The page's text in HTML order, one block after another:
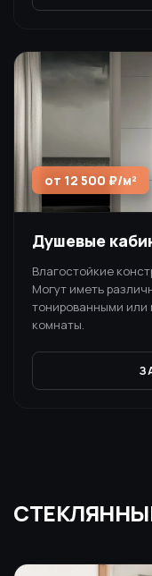
от 12 500 ₽/м²
Душевые
Влагостойкие
Могут иметь
тонированными
комнаты.